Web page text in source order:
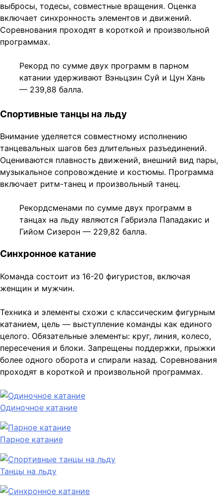
выбросы, тодесы, совместные вращения. Оценка
включает синхронность элементов и движений.
Соревнования проходят в короткой и произвольной
программах.
Рекорд по сумме двух программ в парном
катании удерживают Вэньцзин Суй и Цун Хань
— 239,88 балла.
Спортивные танцы на льду
Внимание уделяется совместному исполнению
танцевальных шагов без длительных разъединений.
Оцениваются плавность движений, внешний вид пары,
музыкальное сопровождение и костюмы. Программа
включает ритм-танец и произвольный танец.
Рекордсменами по сумме двух программ в
танцах на льду являются Габриэла Пападакис и
Гийом Сизерон — 229,82 балла.
Синхронное катание
Команда состоит из 16-20 фигуристов, включая
женщин и мужчин.
Техника и элементы схожи с классическим фигурным
катанием, цель — выступление команды как единого
целого. Обязательные элементы: круг, линия, колесо,
пересечения и блоки. Запрещены поддержки, прыжки
более одного оборота и спирали назад. Соревнования
проходят в короткой и произвольной программах.
Одиночное катание
Парное катание
Танцы на льду